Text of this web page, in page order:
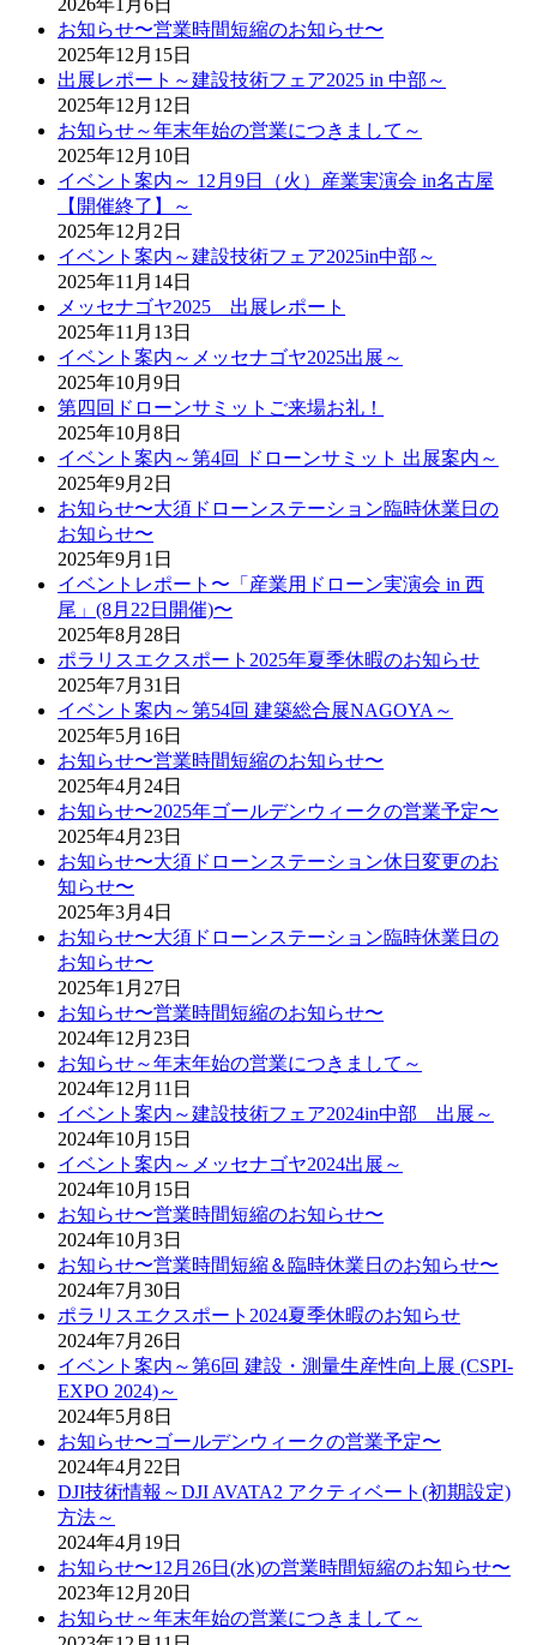
お知らせ〜営業時間短縮のお知らせ〜
2025年12月15日
出展レポート～建設技術フェア2025 in 中部～
2025年12月12日
お知らせ～年末年始の営業につきまして～
2025年12月10日
イベント案内～ 12月9日（火）産業実演会 in名古屋
【開催終了】～
2025年12月2日
イベント案内～建設技術フェア2025in中部～
2025年11月14日
メッセナゴヤ2025 出展レポート
2025年11月13日
イベント案内～メッセナゴヤ2025出展～
2025年10月9日
第四回ドローンサミットご来場お礼！
2025年10月8日
イベント案内～第4回 ドローンサミット 出展案内～
2025年9月2日
お知らせ〜大須ドローンステーション臨時休業日の
お知らせ〜
2025年9月1日
イベントレポート〜「産業用ドローン実演会 in 西
尾」(8月22日開催)〜
2025年8月28日
ポラリスエクスポート2025年夏季休暇のお知らせ
2025年7月31日
イベント案内～第54回 建築総合展NAGOYA～
2025年5月16日
お知らせ〜営業時間短縮のお知らせ〜
2025年4月24日
お知らせ〜2025年ゴールデンウィークの営業予定〜
2025年4月23日
お知らせ〜大須ドローンステーション休日変更のお
知らせ〜
2025年3月4日
お知らせ〜大須ドローンステーション臨時休業日の
お知らせ〜
2025年1月27日
お知らせ〜営業時間短縮のお知らせ〜
2024年12月23日
お知らせ～年末年始の営業につきまして～
2024年12月11日
イベント案内～建設技術フェア2024in中部 出展～
2024年10月15日
イベント案内～メッセナゴヤ2024出展～
2024年10月15日
お知らせ〜営業時間短縮のお知らせ〜
2024年10月3日
お知らせ〜営業時間短縮＆臨時休業日のお知らせ〜
2024年7月30日
ポラリスエクスポート2024夏季休暇のお知らせ
2024年7月26日
イベント案内～第6回 建設・測量生産性向上展 (CSPI-
EXPO 2024)～
2024年5月8日
お知らせ〜ゴールデンウィークの営業予定〜
2024年4月22日
DJI技術情報～DJI AVATA2 アクティベート(初期設定)
方法～
2024年4月19日
お知らせ〜12月26日(水)の営業時間短縮のお知らせ〜
2023年12月20日
お知らせ～年末年始の営業につきまして～